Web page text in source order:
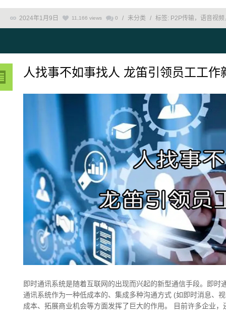
2024年1月9日 11,166 views 0 / 未分类 / 标签: P2P传输，语音视
人找事不如事找人 龙笛引领员工工作
即时通讯系统是随着互联网的出现而兴起的新型通信手段。即
通讯系统作为一种低成本的、集成多种沟通方式 (如即时消息、
成本、拓展商业机会等方面发挥了巨大的作用。 目前许多企业